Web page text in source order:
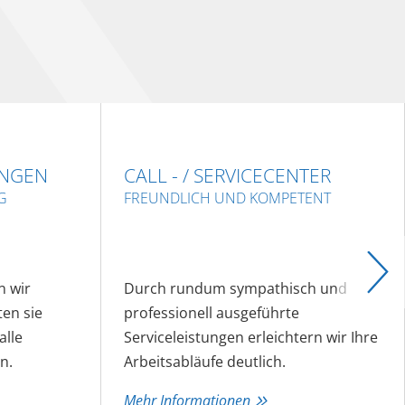
wir
sie
CALL - / SERVICECENTER
FREUNDLICH UND KOMPETENT
Durch rundum sympathisch und
professionell ausgeführte
Serviceleistungen erleichtern wir Ihre
Arbeitsabläufe deutlich.
Mehr Informationen 